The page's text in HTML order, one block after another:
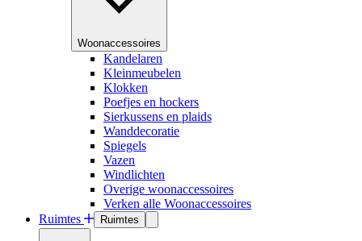
Woonaccessoires
Kandelaren
Kleinmeubelen
Klokken
Poefjes en hockers
Sierkussens en plaids
Wanddecoratie
Spiegels
Vazen
Windlichten
Overige woonaccessoires
Verken alle Woonaccessoires
Ruimtes
Ruimtes